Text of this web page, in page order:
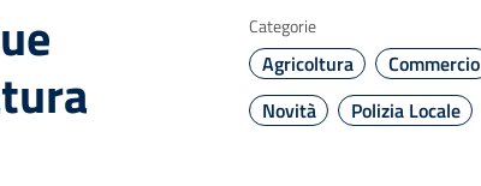
Categorie
Agricoltura
Commercio
Novità
Polizia Locale